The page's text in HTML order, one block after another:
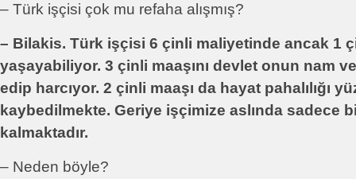
– Türk işçisi çok mu refaha alışmış?
– Bilakis. Türk işçisi 6 çinli maliyetinde ancak 1
yaşayabiliyor. 3 çinli maaşını devlet onun nam
edip harcıyor. 2 çinli maaşı da hayat pahalılığı
kaybedilmekte. Geriye işçimize aslında sadece
kalmaktadır.
– Neden böyle?